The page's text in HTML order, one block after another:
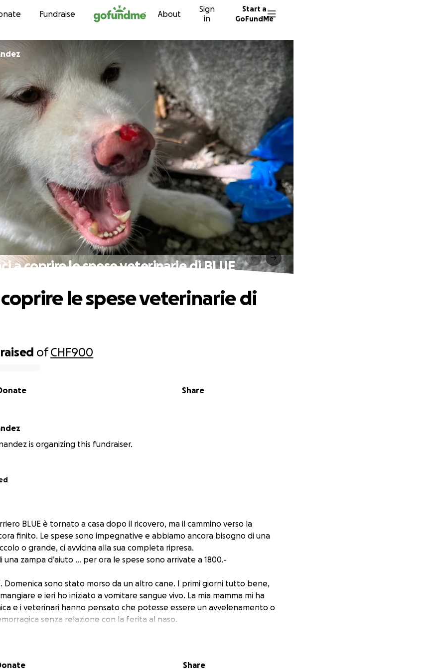
Skip to content
Fundraise About
Sign
in
Start a
GoFundMe
a coprire le spese veterinarie di BLUE
raised ofCHF900
Share
le spese veterinarie di
is organizing this fundraiser.
BLUE è tornato a casa dopo il ricovero, ma il cammino verso la
finito. Le spese sono impegnative e abbiamo ancora bisogno di una
o grande, ci avvicina alla sua completa ripresa.
una zampa d’aiuto … per ora le spese sono arrivate a 1800.-
Domenica sono stato morso da un altro cane. I primi giorni tutto bene,
e ieri ho iniziato a vomitare sangue vivo. La mia mamma mi ha
e i veterinari hanno pensato che potesse essere un avvelenamento o
senza relazione con la ferita al naso.
hanno tenuto in degenza ed ho iniziato ad avere diarrea forte con
una diagnosi certa e se necessario dovrò fare una trasfusione.
Share